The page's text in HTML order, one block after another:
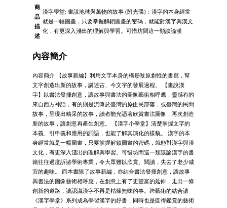
商
品
描
述
漢字學堂: 畫說地球與萬物的故事 (附光碟)：漢字的本身經常
就是一幅圖畫，只要掌握解鎖圖畫的密碼，就能對漢字與漢文
化，有更深入淺出的理解與學習。可惜坊間這一類談論漢
內容簡介
內容簡介 【故事新編】利用文字本身的構形做原創性的書寫，幫
文字創造出新的故事，講述古、今文字的發展過程。 【畫說漢
字】以書法發揮創意，讓故事與書法的圖像藝術相呼應，靈感有的
來自西方神話，有的則是流傳於臺灣的原住民部落，或臺灣的民間
故事，呈現出精采的故事，讀者能光憑著欣賞書法圖像，再次創造
新的故事，讓創意再產生創意。 【漢字小學堂】清楚掌握文字的
本義、引申義和應用的詞語，也能了解其演化的樣貌。 漢字的本
身經常就是一幅圖畫，只要掌握解鎖圖畫的密碼，就能對漢字與漢
文化，有更深入淺出的理解與學習。可惜坊間這一類談論漢字的書
籍往往過度訴諸學術專業，令大眾難以欣賞、閱讀，失去了老少咸
宜的趣味。 而本書除了故事新編，亦結合書法發揮創意，讓故事
與書法的圖像藝術相呼應，在創意上有了更豐富的延伸，走出一條
創新的道路，讓認識漢字不再是枯燥無味的事。跨藝術的結合讓
《漢字學堂》系列成為學習漢字的好書，同時也是值得鑑賞的藝術